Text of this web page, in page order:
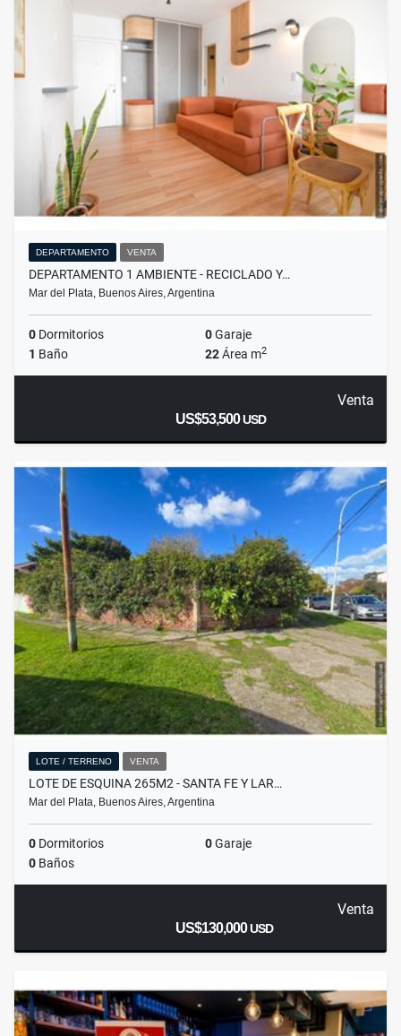
DEPARTAMENTO VENTA
DEPARTAMENTO 1 AMBIENTE - RECICLADO Y…
Mar del Plata, Buenos Aires, Argentina
0 Dormitorios 0Garaje
1 Baño 22Área m2
Venta
US$53,500USD
LOTE / TERRENO VENTA
LOTE DE ESQUINA 265M2 - SANTA FE Y LAR…
Mar del Plata, Buenos Aires, Argentina
0 Dormitorios 0Garaje
0 Baños
Venta
US$130,000USD